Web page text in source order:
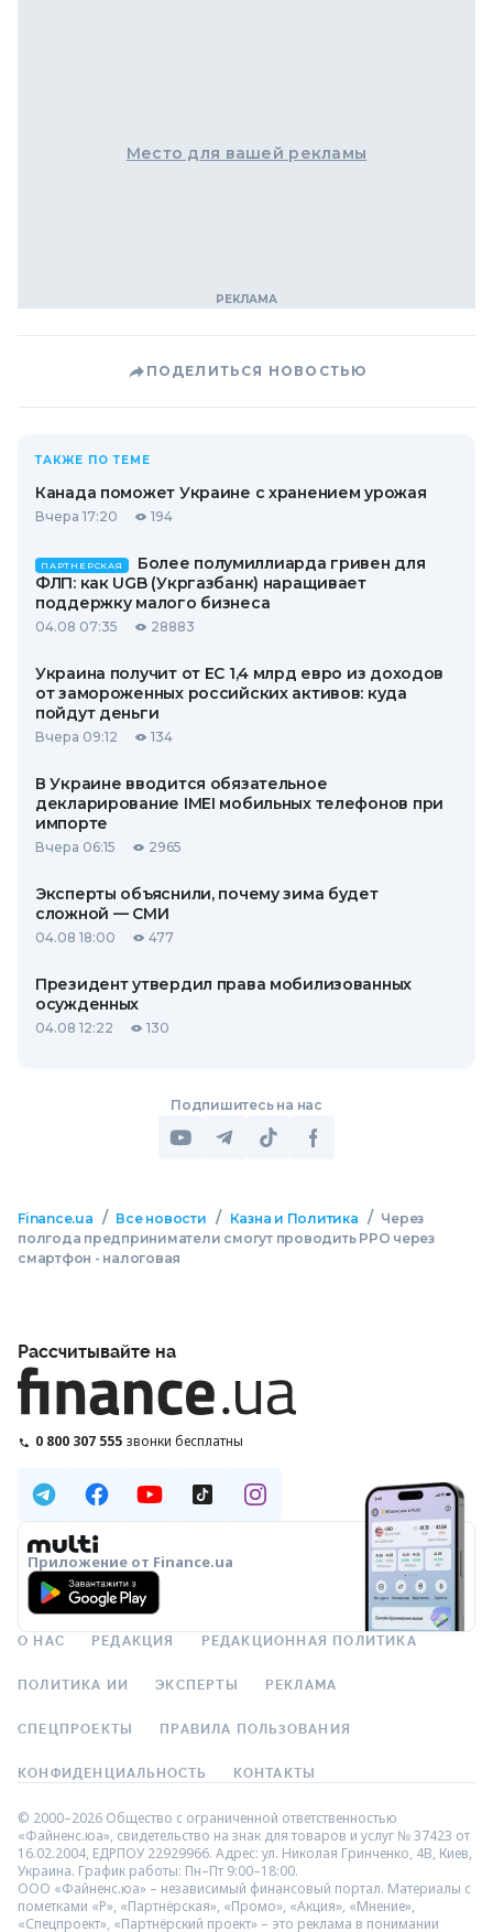
Место для вашей рекламы
ПОДЕЛИТЬСЯ НОВОСТЬЮ
ТАКЖЕ ПО ТЕМЕ
Канада поможет Украине с хранением урожая
Вчера 17:20 194
ПАРТНЕРСКАЯ
Более полумиллиарда гривен для
ФЛП: как UGB (Укргазбанк) наращивает
поддержку малого бизнеса
04.08 07:35 28883
Украина получит от ЕС 1,4 млрд евро из доходов
от замороженных российских активов: куда
пойдут деньги
Вчера 09:12 134
В Украине вводится обязательное
декларирование IMEI мобильных телефонов при
импорте
Вчера 06:15 2965
Эксперты объяснили, почему зима будет
сложной — СМИ
04.08 18:00 477
Президент утвердил права мобилизованных
осужденных
04.08 12:22 130
Подпишитесь на нас
Finance.ua / Все новости / Казна и Политика / Через
полгода предприниматели смогут проводить РРО через
смартфон - налоговая
Рассчитывайте на
0 800 307 555 звонки бесплатны
Приложение от Finance.ua
О НАС РЕДАКЦИЯ РЕДАКЦИОННАЯ ПОЛИТИКА
ПОЛИТИКА ИИ ЭКСПЕРТЫ РЕКЛАМА
СПЕЦПРОЕКТЫ ПРАВИЛА ПОЛЬЗОВАНИЯ
КОНФИДЕНЦИАЛЬНОСТЬ КОНТАКТЫ
© 2000–2026 Общество с ограниченной ответственностью
«Файненс.юа», свидетельство на знак для товаров и услуг № 37423 от
16.02.2004, ЕДРПОУ 22929966. Адрес: ул. Николая Гринченко, 4В, Киев,
Украина. График работы: Пн–Пт 9:00–18:00.
ООО «Файненс.юа» – независимый финансовый портал. Материалы с
пометками «Р», «Партнёрская», «Промо», «Акция», «Мнение»,
«Спецпроект», «Партнёрский проект» – это реклама в понимании